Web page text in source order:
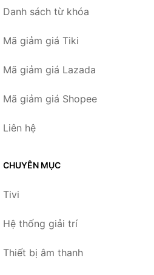
Danh sách từ khóa
Mã giảm giá Tiki
Mã giảm giá Lazada
Mã giảm giá Shopee
Liên hệ
CHUYÊN MỤC
Tivi
Hệ thống giải trí
Thiết bị âm thanh